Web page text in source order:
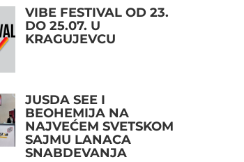
VIBE FESTIVAL OD 23.
DO 25.07. U
KRAGUJEVCU
JUSDA SEE I
BEOHEMIJA NA
NAJVEĆEM SVETSKOM
SAJMU LANACA
SNABDEVANJA